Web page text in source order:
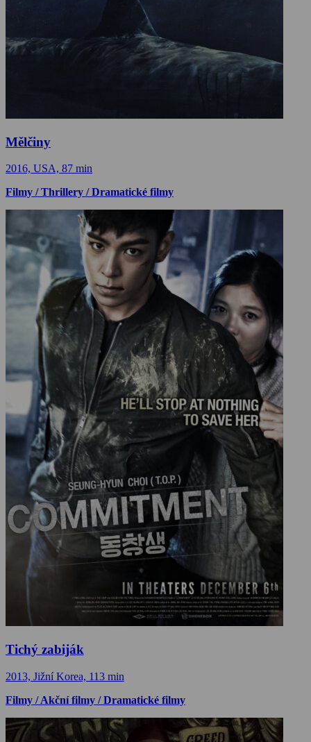
Mělčiny
2016, USA, 87 min
Filmy / Thrillery / Dramatické filmy
Tichý zabiják
2013, Jižní Korea, 113 min
Filmy / Akční filmy / Dramatické filmy